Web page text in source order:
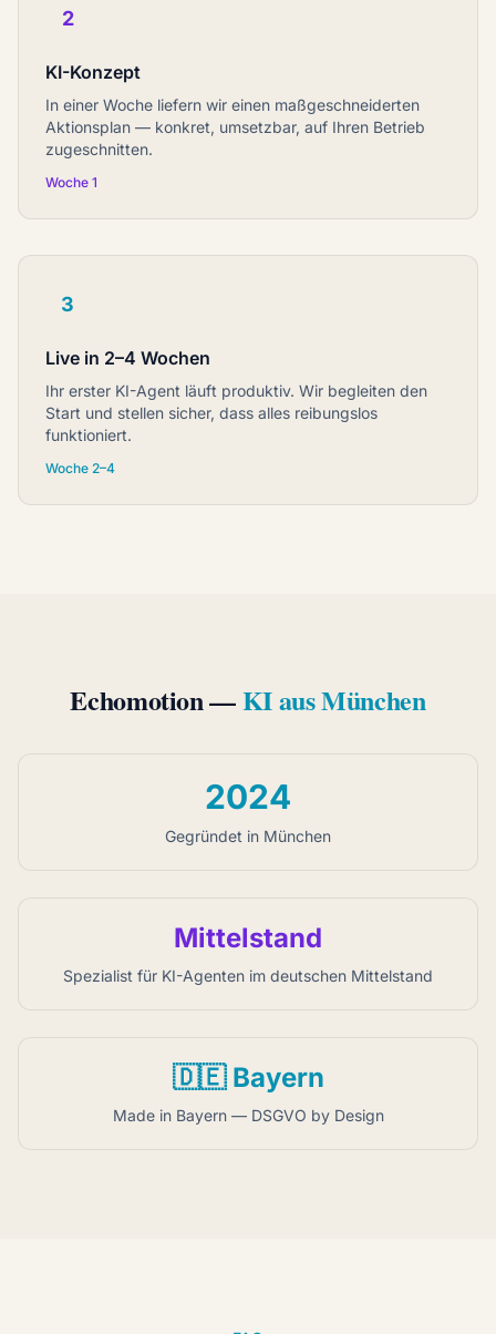
2
KI-Konzept
In einer Woche liefern wir einen maßgeschneiderten
Aktionsplan — konkret, umsetzbar, auf Ihren Betrieb
zugeschnitten.
Woche 1
3
Live in 2–4 Wochen
Ihr erster KI-Agent läuft produktiv. Wir begleiten den
Start und stellen sicher, dass alles reibungslos
funktioniert.
Woche 2–4
Echomotion —KI aus München
2024
Gegründet in München
Mittelstand
Spezialist für KI-Agenten im deutschen Mittelstand
🇩🇪 Bayern
Made in Bayern — DSGVO by Design